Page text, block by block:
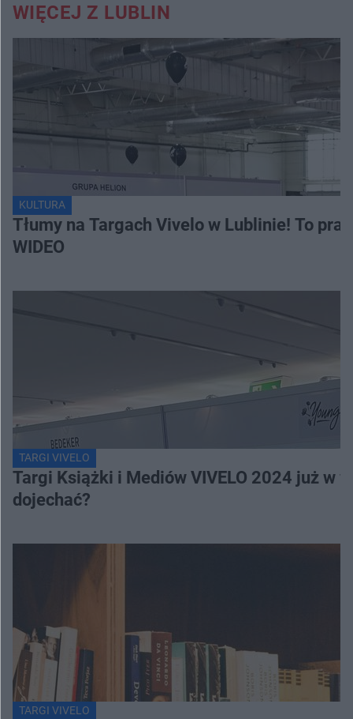
WIĘCEJ Z LUBLIN
KULTURA
Tłumy na Targach Vivelo w Lublinie! To
WIDEO
TARGI VIVELO
Targi Książki i Mediów VIVELO 2024 już w
dojechać?
TARGI VIVELO